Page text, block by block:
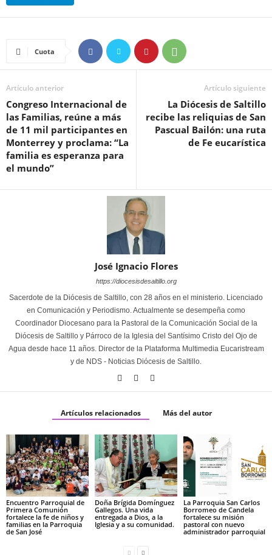
Cuota
Artículo anterior
Congreso Internacional de
las Familias, reúne a más
de 11 mil participantes en
Monterrey y proclama: “La
familia es esperanza para
el mundo”
Artículo siguiente
La Diócesis de Saltillo
recibe las reliquias de San
Pascual Bailón: una ruta
de Fe eucarística
José Ignacio Flores
https://diocesisdesaltillo.org
Sacerdote de la Diócesis de Saltillo, con 28 años en el ministerio. Licenciado
en Comunicación y Periodismo. Actualmente se desempeña como
Coordinador Diocesano para la Pastoral de la Comunicación Social de la
Diócesis de Saltillo y Párroco de la Iglesia del Santísimo Cristo del Ojo de
Agua desde hace 11 años. Director de la Plataforma Multimedia Eucaristream
y de NDS - Noticias Diócesis de Saltillo.
Artículos relacionados Más del autor
Encuentro Parroquial de
Primera Comunión
fortalece la fe de niños y
familias en la Parroquia
de San José
Doña Brígida Domínguez
Gallegos. Una vida
entregada a Dios, a la
Iglesia y a su comunidad.
La Parroquia San Carlos
Borromeo de Candela
fortalece su misión
pastoral con nuevo
administrador parroquial